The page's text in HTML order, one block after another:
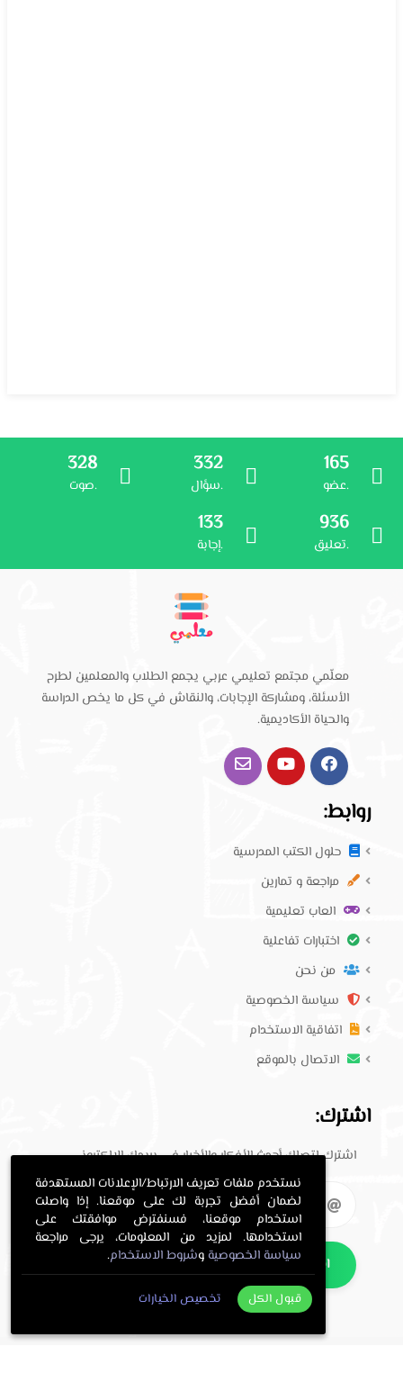
165
عضو.
332
سؤال.
328
صوت.
936
تعليق.
133
إجابة.
معلّمي مجتمع تعليمي عربي يجمع الطلاب والمعلمين لطرح
الأسئلة، ومشاركة الإجابات، والنقاش في كل ما يخص الدراسة
والحياة الأكاديمية.
روابط:
حلول الكتب المدرسية
مراجعة و تمارين
العاب تعليمية
اختبارات تفاعلية
من نحن
سياسة الخصوصية
اتفاقية الاستخدام
الاتصال بالموقع
اشترك:
اشترك لتصلك أحدث الأفكار والأخبار في بريدك الإلكتروني.
اشترك
نستخدم ملفات تعريف الارتباط/الإعلانات المستهدفة
لضمان أفضل تجربة لك على موقعنا. إذا واصلت
استخدام موقعنا، فسنفترض موافقتك على
استخدامها. لمزيد من المعلومات، يرجى مراجعة
سياسة الخصوصية وشروط الاستخدام.
قبول الكل تخصيص الخيارات